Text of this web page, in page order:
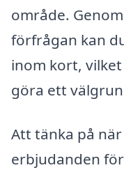
område.
förfrågan kan
inom kort,
göra ett
Att tänka på
erbjudanden